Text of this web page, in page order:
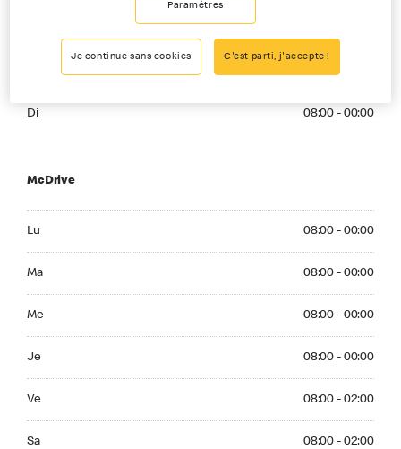
08:00 - 02:00
Saturday 08:00 - 02:00
Di 08:00 - 00:00
Sunday 08:00 - 00:00
McDrive
Lu 08:00 - 00:00
Ma 08:00 - 00:00
Me 08:00 - 00:00
Je 08:00 - 00:00
Ve 08:00 - 02:00
Sa 08:00 - 02:00
Paramètres
Je continue sans cookies C'est parti, j'accepte !